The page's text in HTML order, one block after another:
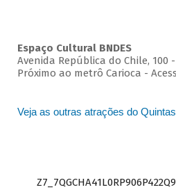
Espaço Cultural BNDES
Avenida República do Chile, 100
Próximo ao metrô Carioca -
Veja as outras atrações do